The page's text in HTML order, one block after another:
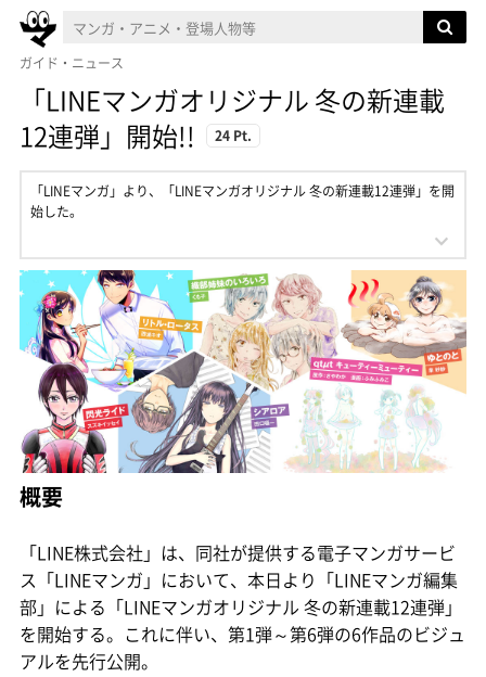
ガイド・ニュース
「LINEマンガオリジナル 冬の新連載
12連弾」開始!!
24 Pt.
「LINEマンガ」より、「LINEマンガオリジナル 冬の新連載12連弾」を開
始した。
概要
「LINE株式会社」は、同社が提供する電子マンガサービ
ス「LINEマンガ」において、本日より「LINEマンガ編集
部」による「LINEマンガオリジナル 冬の新連載12連弾」
を開始する。これに伴い、第1弾～第6弾の6作品のビジュ
アルを先行公開。